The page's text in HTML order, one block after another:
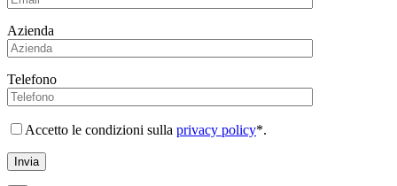
Azienda
Telefono
Accetto le condizioni sulla privacy policy*.